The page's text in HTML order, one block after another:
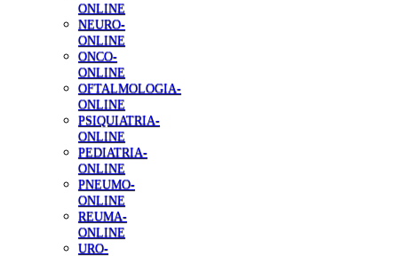
ONLINE
NEURO-
ONLINE
ONCO-
ONLINE
OFTALMOLOGIA-
ONLINE
PSIQUIATRIA-
ONLINE
PEDIATRIA-
ONLINE
PNEUMO-
ONLINE
REUMA-
ONLINE
URO-